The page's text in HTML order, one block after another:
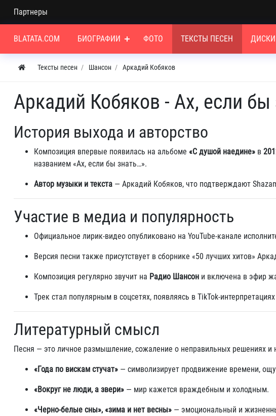
Партнеры
BLATATA.COM БИОГРАФИИ ФОТО ТЕКСТЫ ПЕСЕН ДИСКИ
Тексты песен Шансон Аркадий Кобяков
Аркадий Кобяков - Ах, если бы
История выхода и авторство
Композиция впервые появилась на альбоме «С душой наедине» в
названием «Ах, если бы знать…».
Автор музыки и текста — Аркадий Кобяков, что подтверждают
Участие в медиа и популярность
Официальное лирик-видео опубликовано на YouTube-канале
Версия песни также присутствует в сборнике «50 лучших хитов»
Композиция регулярно звучит на Радио Шансон и включена в эфир
Трек стал популярным в соцсетях, появляясь в TikTok-
Литературный смысл
Песня — это личное размышление, сожаление о неправильных решениях
«Года по вискам стучат» — символизирует продвижение времени,
«Вокруг не люди, а звери» — мир кажется враждебным и холодным.
«Черно‑белые сны», «зима и нет весны» — эмоциональный и